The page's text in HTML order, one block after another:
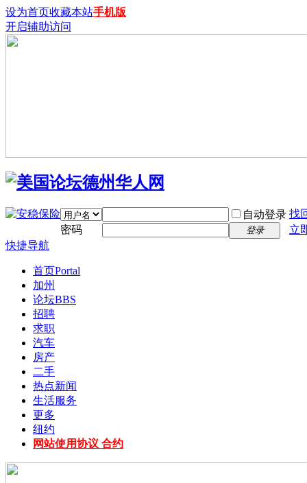
设为首页收藏本站手机版
开启辅助访问
自动登录 找
密码
登录
立
快捷导航
首页Portal
加州
论坛BBS
招聘
求职
汽车
房产
二手
热点新闻
生活服务
更多
纽约
网站使用协议 合约